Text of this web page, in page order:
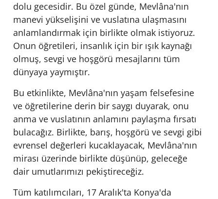
dolu gecesidir. Bu özel günde, Mevlâna'nın
manevi yükselişini ve vuslatına ulaşmasını
anlamlandırmak için birlikte olmak istiyoruz.
Onun öğretileri, insanlık için bir ışık kaynağı
olmuş, sevgi ve hoşgörü mesajlarını tüm
dünyaya yaymıştır.
Bu etkinlikte, Mevlâna'nın yaşam felsefesine
ve öğretilerine derin bir saygı duyarak, onu
anma ve vuslatının anlamını paylaşma fırsatı
bulacağız. Birlikte, barış, hoşgörü ve sevgi gibi
evrensel değerleri kucaklayacak, Mevlâna'nın
mirası üzerinde birlikte düşünüp, geleceğe
dair umutlarımızı pekiştireceğiz.
Tüm katılımcıları, 17 Aralık'ta Konya'da